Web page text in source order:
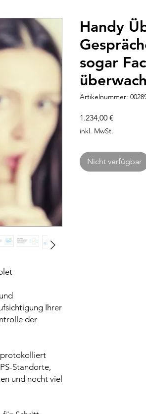
Ihrer
der
protokolliert
Standorte,
und nocht viel
Handy
sogar
Artikelnummer:
1.234,00 €
inkl. MwSt.
Nicht verfügbar